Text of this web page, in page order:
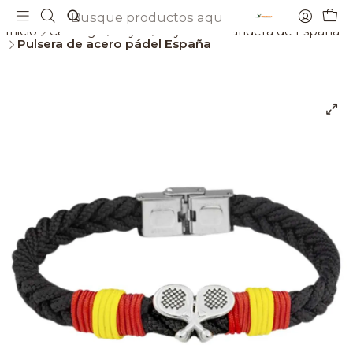
Inicio Catálogo
Joyas con bandera de España
Pulsera de acero pádel España